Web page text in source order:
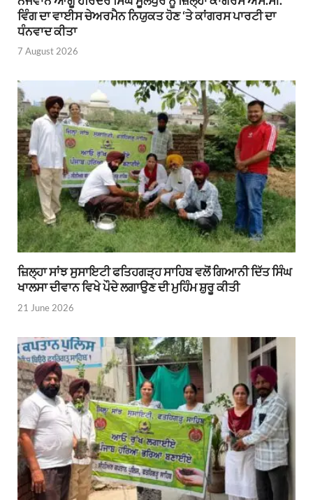
ਵਿੰਗ ਦਾ ਵਾਈਸ ਚੇਅਰਮੈਨ ਨਿਯੁਕਤ ਹੋਣ ‘ਤੇ ਕਾਂਗਰਸ ਪਾਰਟੀ ਦਾ
ਧੰਨਵਾਦ ਕੀਤਾ
7 August 2026
ਜ਼ਿਲ੍ਹਾ ਸਾਂਝ ਸੁਸਾਇਟੀ ਫਤਿਹਗੜ੍ਹ ਸਾਹਿਬ ਵਲੋਂ ਗਿਆਨੀ ਦਿੱਤ ਸਿੰਘ
ਖਾਲਸਾ ਦੀਵਾਨ ਵਿਖੇ ਪੌਦੇ ਲਗਾਉਣ ਦੀ ਮੁਹਿੰਮ ਸ਼ੁਰੂ ਕੀਤੀ
21 June 2026